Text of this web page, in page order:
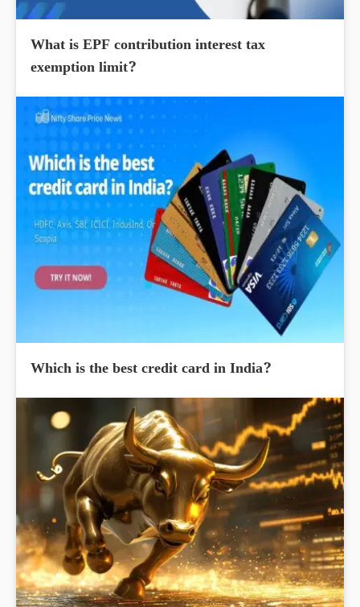
What is EPF contribution interest tax
exemption limit?
Which is the best credit card in India?